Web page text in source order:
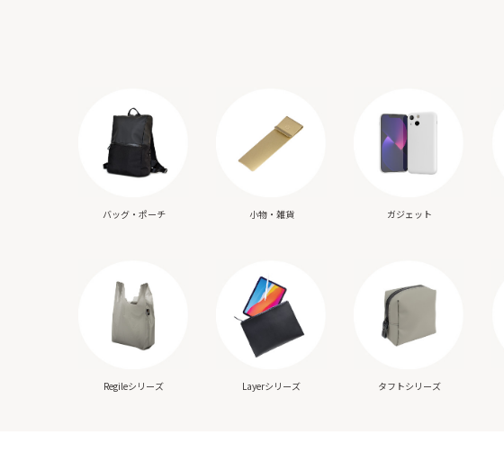
バッグ・ポーチ 小物・雑貨 ガジェット
Regileシリーズ Layerシリーズ タフトシリーズ